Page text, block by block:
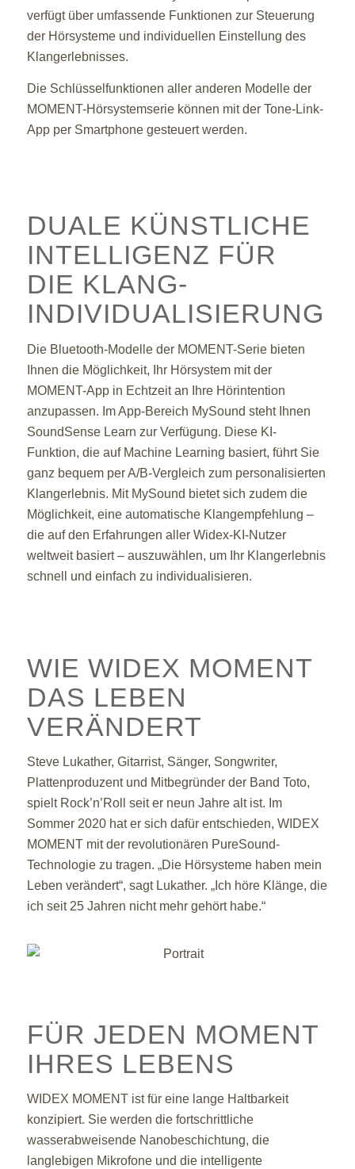
verfügt über umfassende Funktionen zur Steuerung
der Hörsysteme und individuellen Einstellung des
Klangerlebnisses.
Die Schlüsselfunktionen aller anderen Modelle der
MOMENT-Hörsystemserie können mit der Tone-Link-
App per Smartphone gesteuert werden.
DUALE KÜNSTLICHE
INTELLIGENZ FÜR
DIE KLANG-
INDIVIDUALISIERUNG
Die Bluetooth-Modelle der MOMENT-Serie bieten
Ihnen die Möglichkeit, Ihr Hörsystem mit der
MOMENT-App in Echtzeit an Ihre Hörintention
anzupassen. Im App-Bereich MySound steht Ihnen
SoundSense Learn zur Verfügung. Diese KI-
Funktion, die auf Machine Learning basiert, führt Sie
ganz bequem per A/B-Vergleich zum personalisierten
Klangerlebnis. Mit MySound bietet sich zudem die
Möglichkeit, eine automatische Klangempfehlung –
die auf den Erfahrungen aller Widex-KI-Nutzer
weltweit basiert – auszuwählen, um Ihr Klangerlebnis
schnell und einfach zu individualisieren.
WIE WIDEX MOMENT
DAS LEBEN
VERÄNDERT
Steve Lukather, Gitarrist, Sänger, Songwriter,
Plattenproduzent und Mitbegründer der Band Toto,
spielt Rock’n’Roll seit er neun Jahre alt ist. Im
Sommer 2020 hat er sich dafür entschieden, WIDEX
MOMENT mit der revolutionären PureSound-
Technologie zu tragen. „Die Hörsysteme haben mein
Leben verändert“, sagt Lukather. „Ich höre Klänge, die
ich seit 25 Jahren nicht mehr gehört habe.“
FÜR JEDEN MOMENT
IHRES LEBENS
WIDEX MOMENT ist für eine lange Haltbarkeit
konzipiert. Sie werden die fortschrittliche
wasserabweisende Nanobeschichtung, die
langlebigen Mikrofone und die intelligente